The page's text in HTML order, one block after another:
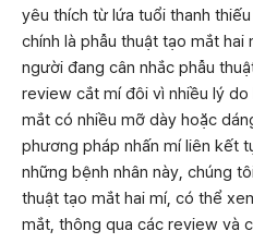
yêu thích từ lứa tuổi thanh
chính là phẫu thuật tạo mắt hai
người đang cân nhắc phẫu
review cắt mí đôi vì nhiều lý do
mắt có nhiều mỡ dày hoặc
phương pháp nhấn mí liên kết
những bệnh nhân này, chúng
thuật tạo mắt hai mí, có thể
mắt, thông qua các review và